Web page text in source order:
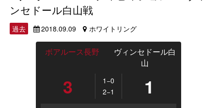
ンセドール白山戦
過去 2018.09.09 ホワイトリング
ボアルース長野
ヴィンセドール白
山
3
1−0
2−1
1